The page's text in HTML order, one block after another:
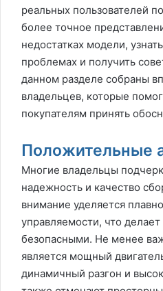
реальных пользователей
более точное
недостатках модели,
проблемах и получить
данном разделе собраны
владельцев, которые
покупателям принять
Положительные
Многие владельцы
надежность и качество
внимание уделяется
управляемости, что
безопасными. Не менее
является мощный
динамичный разгон и